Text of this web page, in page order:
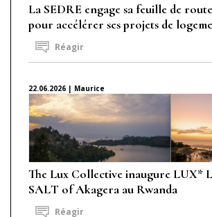
La SEDRE engage sa feuille de
pour accélérer ses projets de
Réagir
22.06.2026 | Maurice
The Lux Collective inaugure LUX*
SALT of Akagera au Rwanda
Réagir